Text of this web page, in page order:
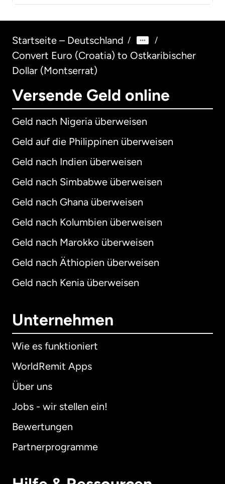
Startseite – Deutschland / /
Convert Euro (Croatia) to Ostkaribischer
Dollar (Montserrat)
Versende Geld online
Geld nach Nigeria überweisen
Geld auf die Philippinen überweisen
Geld nach Indien überweisen
Geld nach Simbabwe überweisen
Geld nach Ghana überweisen
Geld nach Kolumbien überweisen
Geld nach Marokko überweisen
Geld nach Äthiopien überweisen
Geld nach Kenia überweisen
Unternehmen
Wie es funktioniert
WorldRemit Apps
Über uns
Jobs - wir stellen ein!
Bewertungen
Partnerprogramme